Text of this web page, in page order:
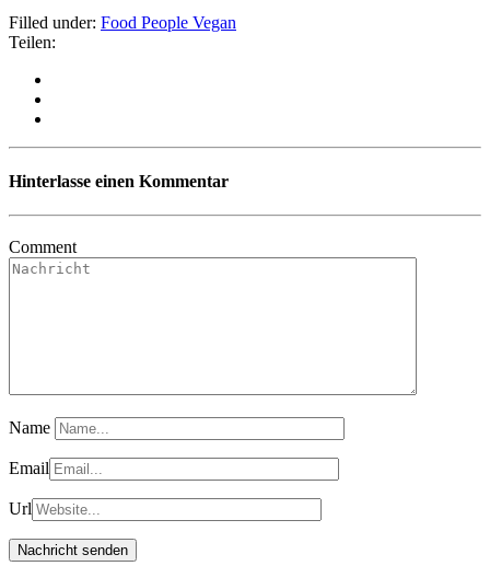
Filled under: Food People Vegan
Teilen:
Hinterlasse einen Kommentar
Comment
Name
Email
Url